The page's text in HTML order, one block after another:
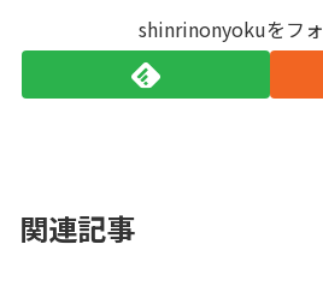
shinrinonyokuをフ
関連記事